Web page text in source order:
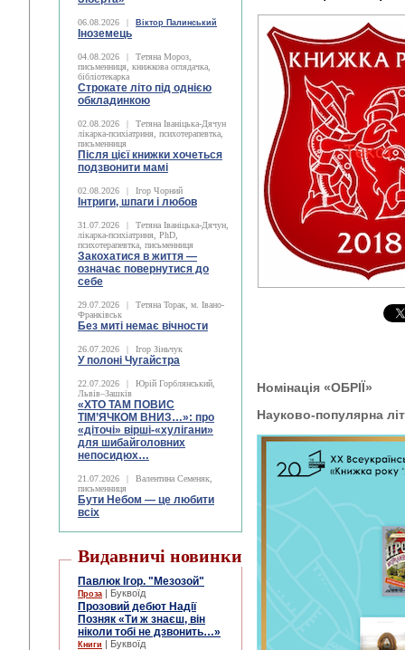
06.08.2026 | Віктор Палинський
Іноземець
04.08.2026 |
Тетяна Мороз,
письменниця, книжкова оглядачка,
бібліотекарка
Строкате літо під однією
обкладинкою
02.08.2026 |
Тетяна Іваніцька-Дячун
лікарка-психіатриня, психотерапевтка,
письменниця
Після цієї книжки хочеться
подзвонити мамі
02.08.2026 | Ігор Чорний
Інтриги, шпаги і любов
31.07.2026 |
Тетяна Іваніцька-Дячун,
лікарка-психіатриня, PhD,
психотерапевтка, письменниця
Закохатися в життя —
означає повернутися до
себе
29.07.2026 |
Тетяна Торак, м. Івано-
Франківськ
Без миті немає вічности
26.07.2026 | Ігор Зіньчук
У полоні Чугайстра
22.07.2026 |
Юрій Горблянський,
Львів–Зашків
«ХТО ТАМ ПОВИС
ТІМ’ЯЧКОМ ВНИЗ…»: про
«діточі» вірші-«хулігани»
для шибайголовних
непосидюх…
21.07.2026 |
Валентина Семеняк,
письменниця
Бути Небом ― це любити
всіх
Видавничі новинки
Павлюк Ігор. "Мезозой"
Проза | Буквоїд
Прозовий дебют Надії
Позняк «Ти ж знаєш, він
ніколи тобі не дзвонить…»
Книги | Буквоїд
Номінація «ОБРІЇ»
Науково-популярна